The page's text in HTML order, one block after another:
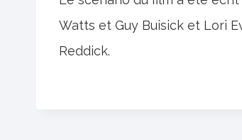
Watts et Guy Buisick et Lori
Reddick.